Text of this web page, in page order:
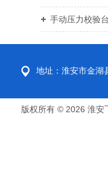
地址：淮安市金湖
版权所有 © 2026 淮安